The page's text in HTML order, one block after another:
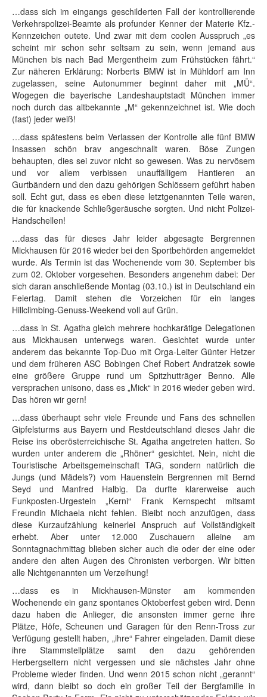
…dass sich im eingangs geschilderten Fall der kontrollierende
Verkehrspolizei-Beamte als profunder Kenner der Materie Kfz.-
Kennzeichen outete. Und zwar mit dem coolen Ausspruch „es
scheint mir schon sehr seltsam zu sein, wenn jemand aus
München bis nach Bad Mergentheim zum Frühstücken fährt.“
Zur näheren Erklärung: Norberts BMW ist in Mühldorf am Inn
zugelassen, seine Autonummer beginnt daher mit „MÜ“.
Wogegen die bayerische Landeshauptstadt München immer
noch durch das altbekannte „M“ gekennzeichnet ist. Wie doch
(fast) jeder weiß!
…dass spätestens beim Verlassen der Kontrolle alle fünf BMW
Insassen schön brav angeschnallt waren. Böse Zungen
behaupten, dies sei zuvor nicht so gewesen. Was zu nervösem
und vor allem verbissen unauffälligem Hantieren an
Gurtbändern und den dazu gehörigen Schlössern geführt haben
soll. Echt gut, dass es eben diese letztgenannten Teile waren,
die für knackende Schließgeräusche sorgten. Und nicht Polizei-
Handschellen!
…dass das für dieses Jahr leider abgesagte Bergrennen
Mickhausen für 2016 wieder bei den Sportbehörden angemeldet
wurde. Als Termin ist das Wochenende vom 30. September bis
zum 02. Oktober vorgesehen. Besonders angenehm dabei: Der
sich daran anschließende Montag (03.10.) ist in Deutschland ein
Feiertag. Damit stehen die Vorzeichen für ein langes
Hillclimbing-Genuss-Weekend voll auf Grün.
…dass in St. Agatha gleich mehrere hochkarätige Delegationen
aus Mickhausen unterwegs waren. Gesichtet wurde unter
anderem das bekannte Top-Duo mit Orga-Leiter Günter Hetzer
und dem früheren ASC Bobingen Chef Robert Andratzek sowie
eine größere Gruppe rund um Spitzhutträger Benno. Alle
versprachen unisono, dass es „Mick“ in 2016 wieder geben wird.
Das hören wir gern!
…dass überhaupt sehr viele Freunde und Fans des schnellen
Gipfelsturms aus Bayern und Restdeutschland dieses Jahr die
Reise ins oberösterreichische St. Agatha angetreten hatten. So
wurden unter anderem die „Rhöner“ gesichtet. Nein, nicht die
Touristische Arbeitsgemeinschaft TAG, sondern natürlich die
Jungs (und Mädels?) vom Hauenstein Bergrennen mit Bernd
Seyd und Manfred Halbig. Da durfte klarerweise auch
Funkposten-Urgestein „Kerni“ Frank Kernspecht mitsamt
Freundin Michaela nicht fehlen. Bleibt noch anzufügen, dass
diese Kurzaufzählung keinerlei Anspruch auf Vollständigkeit
erhebt. Aber unter 12.000 Zuschauern alleine am
Sonntagnachmittag blieben sicher auch die oder der eine oder
andere den alten Augen des Chronisten verborgen. Wir bitten
alle Nichtgenannten um Verzeihung!
…dass es in Mickhausen-Münster am kommenden
Wochenende ein ganz spontanes Oktoberfest geben wird. Denn
dazu haben die Anlieger, die ansonsten immer gerne ihre
Plätze, Höfe, Scheunen und Garagen für den Renn-Tross zur
Verfügung gestellt haben, „ihre“ Fahrer eingeladen. Damit diese
ihre Stammstellplätze samt den dazu gehörenden
Herbergseltern nicht vergessen und sie nächstes Jahr ohne
Probleme wieder finden. Und wenn 2015 schon nicht „gerannt“
wird, dann bleibt so doch ein großer Teil der Bergfamilie in